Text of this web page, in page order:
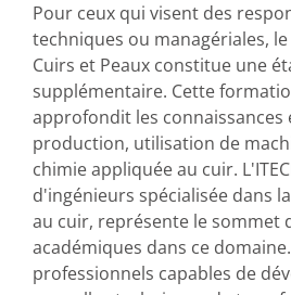
Pour ceux qui visent des
techniques ou managériales,
Cuirs et Peaux constitue une
supplémentaire. Cette
approfondit les connaissances
production, utilisation de
chimie appliquée au cuir.
d'ingénieurs spécialisée dans
au cuir, représente le sommet
académiques dans ce
professionnels capables de